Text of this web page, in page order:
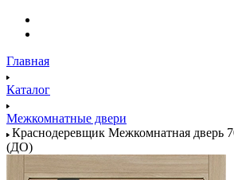
Главная
Каталог
Межкомнатные двери
Краснодеревщик Межкомнатная дверь
(ДО)